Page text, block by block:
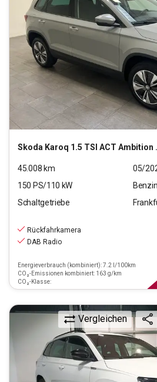
Skoda Karoq 1.5 TSI ACT Ambition OPF (EURO 6d)
45.008 km
05/
150 PS/110 kW
Benzin
Schaltgetriebe
Rückfahrkamera
DAB Radio
Energieverbrauch (kombiniert): 7.2 l/100km
CO₂-Emissionen kombiniert: 163 g/km
CO₂-Klasse:
Vergleichen